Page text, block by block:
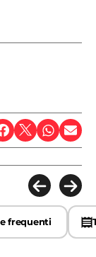
frequenti